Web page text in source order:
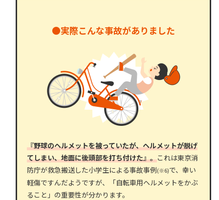
●実際こんな事故がありました
『野球のヘルメットを被っていたが、ヘルメットが脱げ
てしまい、地面に後頭部を打ち付けた』。これは東京消
防庁が救急搬送した小学生による事故事例(※6)で、幸い
軽傷ですんだようですが、「自転車用ヘルメットをかぶ
ること」の重要性が分かります。